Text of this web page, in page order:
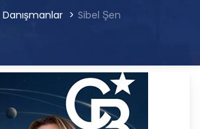
Danışmanlar Sibel Şen